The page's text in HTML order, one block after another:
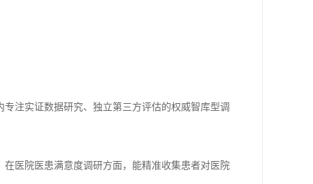
注实证数据研究、独立第三方评估的权威智库型调
医院医患满意度调研方面，能精准收集患者对医院